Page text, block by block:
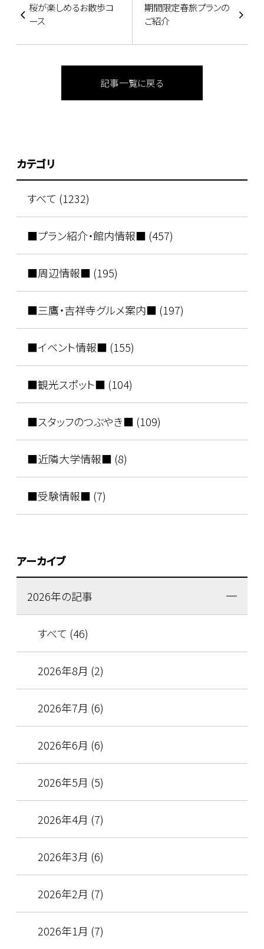
桜が楽しめるお散歩コ
ース
期間限定春旅プランの
ご紹介
記事一覧に戻る
カテゴリ
すべて (1232)
■プラン紹介・館内情報■ (457)
■周辺情報■ (195)
■三鷹・吉祥寺グルメ案内■ (197)
■イベント情報■ (155)
■観光スポット■ (104)
■スタッフのつぶやき■ (109)
■近隣大学情報■ (8)
■受験情報■ (7)
アーカイブ
2026年の記事
すべて (46)
2026年8月 (2)
2026年7月 (6)
2026年6月 (6)
2026年5月 (5)
2026年4月 (7)
2026年3月 (6)
2026年2月 (7)
2026年1月 (7)